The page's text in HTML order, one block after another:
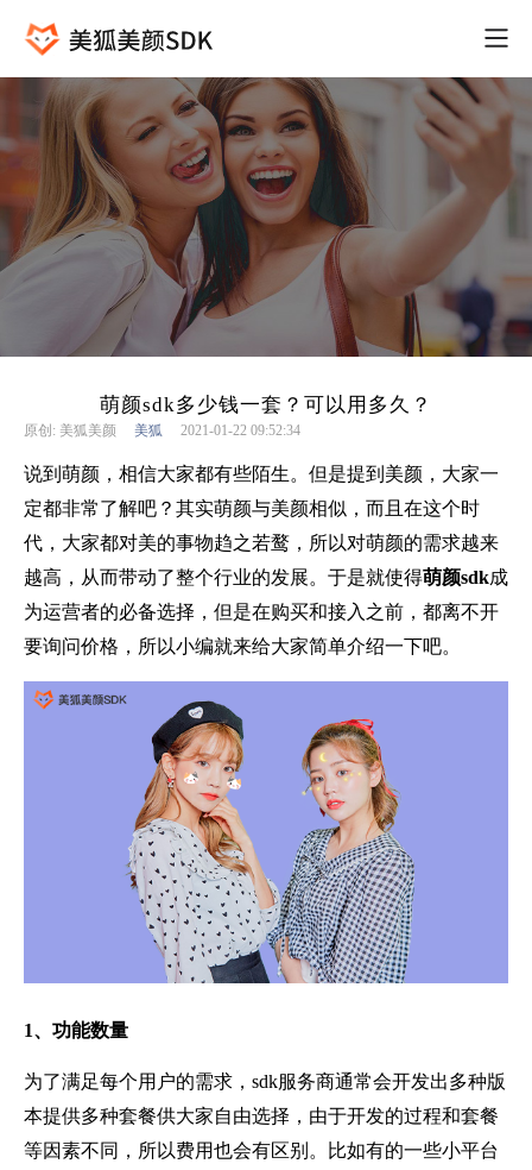
萌颜sdk多少钱一套？可以用多久？
原创: 美狐美颜 美狐 2021-01-22 09:52:34
说到萌颜，相信大家都有些陌生。但是提到美颜，大家一
定都非常了解吧？其实萌颜与美颜相似，而且在这个时
代，大家都对美的事物趋之若鹜，所以对萌颜的需求越来
越高，从而带动了整个行业的发展。于是就使得萌颜sdk成
为运营者的必备选择，但是在购买和接入之前，都离不开
要询问价格，所以小编就来给大家简单介绍一下吧。
1、功能数量
为了满足每个用户的需求，sdk服务商通常会开发出多种版
本提供多种套餐供大家自由选择，由于开发的过程和套餐
等因素不同，所以费用也会有区别。比如有的一些小平台